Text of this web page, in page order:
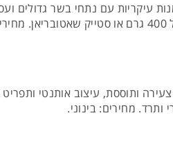
עיקריות עם נתחי בשר גדולים
אוכל וטעמים מהמטבח האיטלקי והספרדי. המקום נפתח ב- 2008 ומציע אווירה צעירה ותוססת,
ותרד. מחירים: בינוני.